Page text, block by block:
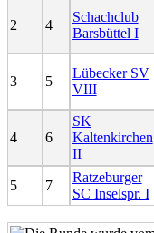
2 4
Schachclub
Barsbüttel I
3 5
Lübecker SV
VIII
4 6
SK
Kaltenkirchen
II
5 7
Ratzeburger
SC Inselspr. I